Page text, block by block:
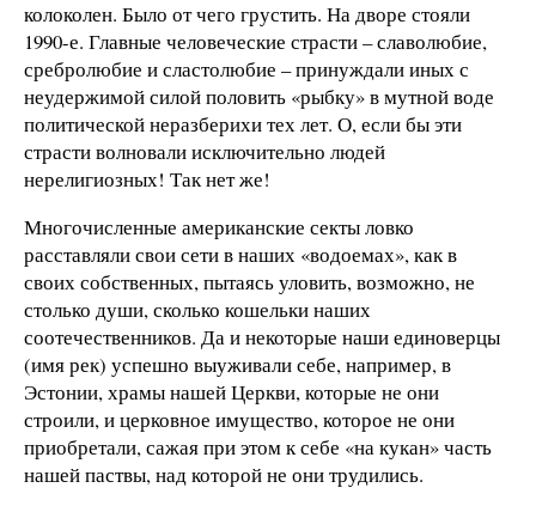
колоколен. Было от чего грустить. На дворе стояли
1990-е. Главные человеческие страсти – славолюбие,
сребролюбие и сластолюбие – принуждали иных с
неудержимой силой половить «рыбку» в мутной воде
политической неразберихи тех лет. О, если бы эти
страсти волновали исключительно людей
нерелигиозных! Так нет же!
Многочисленные американские секты ловко
расставляли свои сети в наших «водоемах», как в
своих собственных, пытаясь уловить, возможно, не
столько души, сколько кошельки наших
соотечественников. Да и некоторые наши единоверцы
(имя рек) успешно выуживали себе, например, в
Эстонии, храмы нашей Церкви, которые не они
строили, и церковное имущество, которое не они
приобретали, сажая при этом к себе «на кукан» часть
нашей паствы, над которой не они трудились.